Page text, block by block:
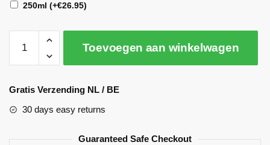
250ml (+€26.95)
Toevoegen aan winkelwagen
l
e
Gratis Verzending NL / BE
30 days easy returns
Guaranteed Safe Checkout